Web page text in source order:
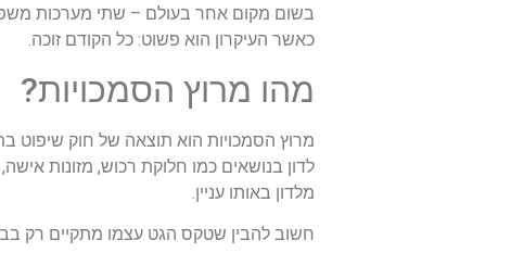
בשום מקום אחר בעולם – שתי מערכות משפט
כאשר העיקרון הוא פשוט: כל הקודם זוכה.
מהו מרוץ הסמכויות?
לדון בנושאים כמו חלוקת רכוש, מזונות
מלדון באותו עניין.
חשוב להבין שטקס הגט עצמו מתקיים רק